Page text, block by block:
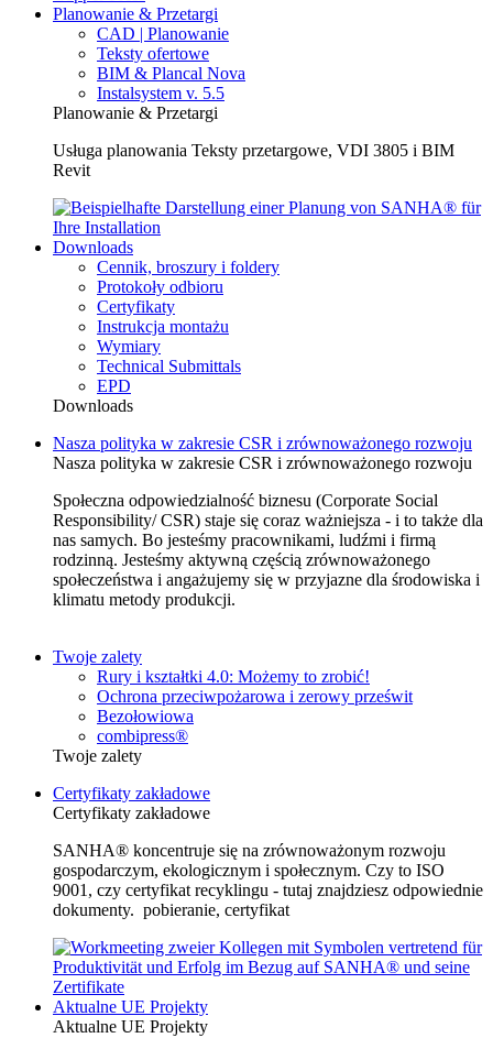
Planowanie & Przetargi
CAD | Planowanie
Teksty ofertowe
BIM & Plancal Nova
Instalsystem v. 5.5
Planowanie & Przetargi
Usługa planowania Teksty przetargowe, VDI 3805 i BIM
Revit
Downloads
Cennik, broszury i foldery
Protokoły odbioru
Certyfikaty
Instrukcja montażu
Wymiary
Technical Submittals
EPD
Downloads
Nasza polityka w zakresie CSR i zrównoważonego rozwoju
Nasza polityka w zakresie CSR i zrównoważonego rozwoju
Społeczna odpowiedzialność biznesu (Corporate Social
Responsibility/ CSR) staje się coraz ważniejsza - i to także dla
nas samych. Bo jesteśmy pracownikami, ludźmi i firmą
rodzinną. Jesteśmy aktywną częścią zrównoważonego
społeczeństwa i angażujemy się w przyjazne dla środowiska i
klimatu metody produkcji.
Twoje zalety
Rury i kształtki 4.0: Możemy to zrobić!
Ochrona przeciwpożarowa i zerowy prześwit
Bezołowiowa
combipress®
Twoje zalety
Certyfikaty zakładowe
Certyfikaty zakładowe
SANHA® koncentruje się na zrównoważonym rozwoju
gospodarczym, ekologicznym i społecznym. Czy to ISO
9001, czy certyfikat recyklingu - tutaj znajdziesz odpowiednie
dokumenty. pobieranie, certyfikat
Aktualne UE Projekty
Aktualne UE Projekty